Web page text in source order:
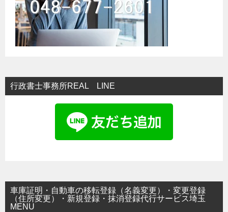
行政書士事務所REAL LINE
車庫証明・自動車の移転登録（名義変更）・変更登録
（住所変更）・新規登録・抹消登録代行サービス埼玉
MENU